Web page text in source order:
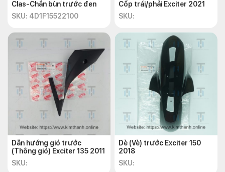
Clas-Chắn bùn trước đen
SKU: 4D1F15522100
Cốp trái/phải Exciter 2021
SKU:
Dẫn hướng gió trước
(Thông gió) Exciter 135 2011
SKU:
Dè (Vè) trước Exciter 150
2018
SKU: